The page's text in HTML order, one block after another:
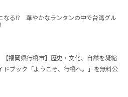
なる!? 華やかなランタンの中で台湾グル
【福岡県行橋市】歴史・文化、自然を凝縮
ドブック「ようこそ、行橋へ。」を無料公